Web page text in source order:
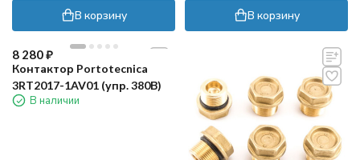
В корзину В корзину
8 280₽
Контактор Portotecnica
3RT2017-1AV01 (упр. 380В)
В наличии